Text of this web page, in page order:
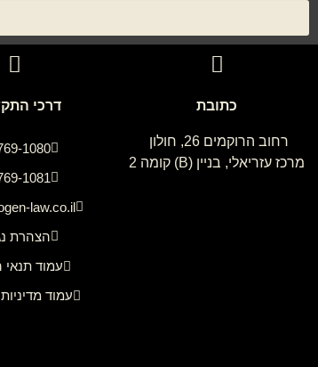
כתובת
רחוב הרוקמים 26, חולון
מרכז עזריאלי, בניין (B) קומה 2
דרכי
1080
1081
law.co.il
הצהרת
עמוד תנאי
עמוד